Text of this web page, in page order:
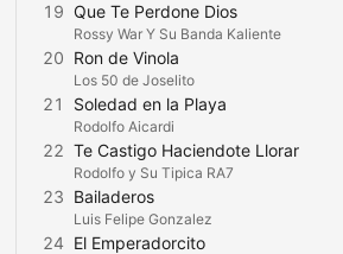
19 Que Te Perdone Dios
Rossy War Y Su Banda Kaliente
20 Ron de Vinola
Los 50 de Joselito
21 Soledad en la Playa
Rodolfo Aicardi
22 Te Castigo Haciendote Llorar
Rodolfo y Su Tipica RA7
23 Bailaderos
Luis Felipe Gonzalez
24 El Emperadorcito